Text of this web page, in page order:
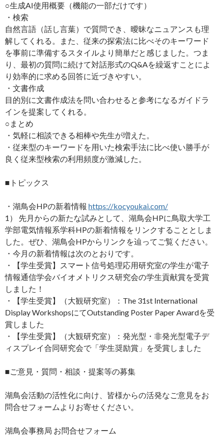
○生成AI使用概要（機能の一部だけです）
・検索
自然言語（話し言葉）で質問でき、曖昧なニュアンスも理
解してくれる。また、従来の探索法に比べそのキーワード
を事前に準備するスタイルより簡単だと感じました。つま
り、最初の質問に続けて対話形式のQ&Aを繰返すことによ
り効率的に求める回答に近づきやすい。
・文書作成
目的別に文書作成法を問い合わせると参考になるガイドラ
インを提案してくれる。
○まとめ
・気軽に相談できる相棒や先生が増えた。
・従来型のキーワードを用いた検索手法に比べ使い勝手が
良く従来型検索の利用頻度が激減した。
■トピックス
・湖鳥会HPの新着情報 https://kocyoukai.com/
1） 先月からの新たな試みとして、湖鳥会HPに鳥取大学工
学部電気情報系学科HPの新着情報をリンクすることとしま
した。ぜひ、湖鳥会HPからリンクを辿ってご覧ください。
・今月の新着情報は次のとおりです。
・【学生受賞】スマート信号処理応用研究室の学生が電子
情報通信学会バイオメトリクス研究会の学生貢献賞を受賞
しました！
・【学生受賞】（大観研究室）：The 31st International
Display WorkshopsにてOutstanding Poster Paper Awardを受
賞しました
・【学生受賞】（大観研究室）：発光型・非発光型電子デ
ィスプレイ合同研究会で「学生奨励賞」を受賞しました
■ご意見・質問・相談・提案等の募集
湖鳥会活動の活性化に向け、皆様からの活発なご意見をお
問合せフォームよりお寄せください。
湖鳥会事務局 お問合せフォーム